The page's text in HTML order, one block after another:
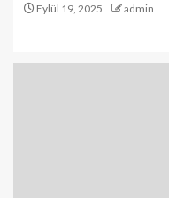
Eylül 19, 2025 admin